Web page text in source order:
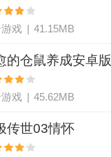
戏 | 41.15MB
的仓鼠养成安卓版
戏 | 45.62MB
传世03情怀